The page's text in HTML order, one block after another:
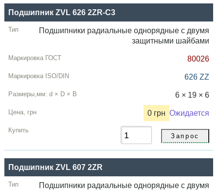
Подшипник ZVL 626 2ZR-C3
Подшипники радиальные однорядные с двумя
защитными шайбами
80026
626 ZZ
6 × 19 × 6
0 грн Ожидается
Подшипник ZVL 607 2ZR
Подшипники радиальные однорядные с двумя